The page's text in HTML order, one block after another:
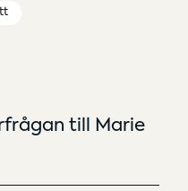
till Marie